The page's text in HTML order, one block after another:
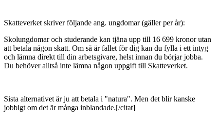
Skatteverket skriver följande ang. ungdomar (gäller per år):
Skolungdomar och studerande kan tjäna upp till 16 699 kronor utan
att betala någon skatt. Om så är fallet för dig kan du fylla i ett intyg
och lämna direkt till din arbetsgivare, helst innan du börjar jobba.
Du behöver alltså inte lämna någon uppgift till Skatteverket.
Sista alternativet är ju att betala i "natura". Men det blir kanske
jobbigt om det är många inblandade.[/citat]